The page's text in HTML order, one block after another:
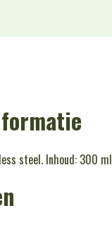
steel. Inhoud: 300 ml